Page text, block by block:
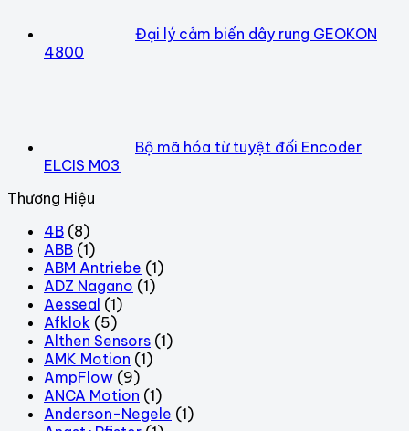
Đại lý cảm biến dây rung GEOKON
4800
Bộ mã hóa từ tuyệt đối Encoder
ELCIS M03
Thương Hiệu
4B (8)
ABB (1)
ABM Antriebe (1)
ADZ Nagano (1)
Aesseal (1)
Afklok (5)
Althen Sensors (1)
AMK Motion (1)
AmpFlow (9)
ANCA Motion (1)
Anderson-Negele (1)